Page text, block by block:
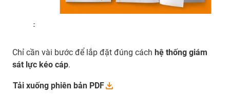
-
Chỉ cần vài bước để lắp đặt đúng cách hệ thống giám
sát lực kéo cáp.
Tải xuống phiên bản PDF